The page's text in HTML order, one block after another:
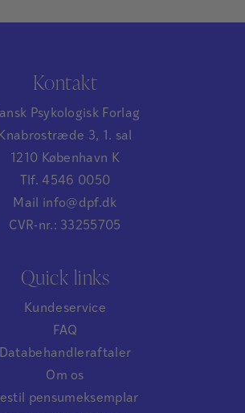
Kontakt
Psykologisk Forlag
Knabrostræde 3, 1. sal
1210 København K
Tlf. 4546 0050
Mail info@dpf.dk
CVR-nr.: 33255705
Quick links
Kundeservice
FAQ
Databehandleraftaler
Om os
pensumeksemplar